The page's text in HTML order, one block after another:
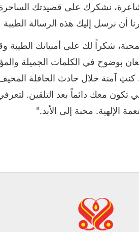
نشكرك على قصيدتك الساحرة
أن نرسل إليك هذه الرسالة
شكراً لك على أمنياتك الطيبة
بوضوح في الكلمات الجميلة
كنتِ آمنة خلال حادث الحافلة
تكون معك دائماً بعد التلقين.
الإلهية. محبة إلى الأبد."